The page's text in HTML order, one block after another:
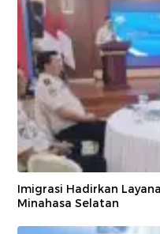
Imigrasi Hadirkan
Minahasa Selatan